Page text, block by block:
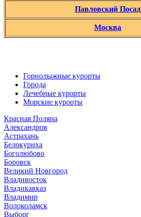
Павловский Посад
Москва
Горнолыжные курорты
Города
Лечебные курорты
Морские курорты
Красная Поляна
Александров
Астрахань
Белокуриха
Боголюбово
Боровск
Великий Новгород
Владивосток
Владикавказ
Владимир
Волоколамск
Выборг